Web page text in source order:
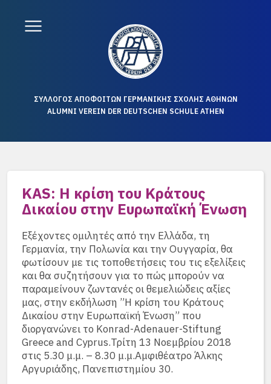
ΣΥΛΛΟΓΟΣ ΑΠΟΦΟΙΤΩΝ ΓΕΡΜΑΝΙΚΗΣ ΣΧΟΛΗΣ ΑΘΗΝΩΝ
ALUMNI VEREIN DER DEUTSCHEN SCHULE ATHEN
KAS: Η κρίση του Κράτους
Δικαίου στην Ευρωπαϊκή Ένωση
Εξέχοντες ομιλητές από την Ελλάδα, τη
Γερμανία, την Πολωνία και την Ουγγαρία, θα
φωτίσουν με τις τοποθετήσεις του τις εξελίξεις
και θα συζητήσουν για το πώς μπορούν να
παραμείνουν ζωντανές οι θεμελιώδεις αξίες
μας, στην εκδήλωση ”Η κρίση του Κράτους
Δικαίου στην Ευρωπαϊκή Ένωση” που
διοργανώνει το Konrad-Adenauer-Stiftung
Greece and Cyprus.Τρίτη 13 Νοεμβρίου 2018
στις 5.30 μ.μ. – 8.30 μ.μ.Αμφιθέατρο Άλκης
Αργυριάδης, Πανεπιστημίου 30.